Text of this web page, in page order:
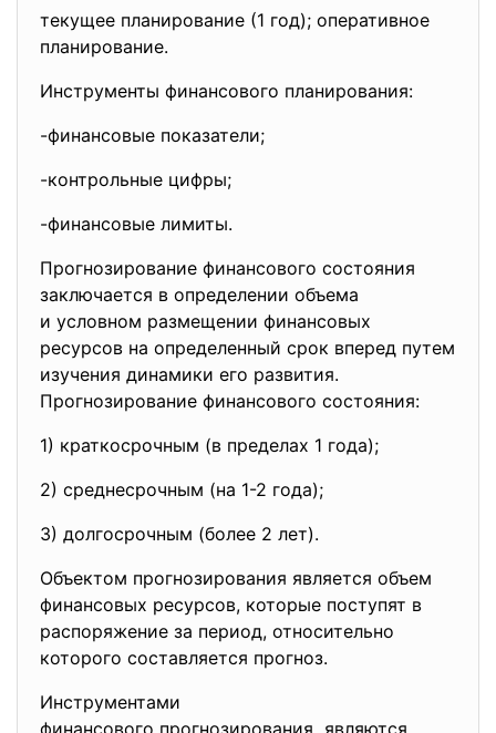
текущее планирование (1 год); оперативное
планирование.
Инструменты финансового планирования:
-финансовые показатели;
-контрольные цифры;
-финансовые лимиты.
Прогнозирование финансового состояния
заключается в определении объема
и условном размещении финансовых
ресурсов на определенный срок вперед путем
изучения динамики его развития.
Прогнозирование финансового состояния:
1) краткосрочным (в пределах 1 года);
2) среднесрочным (на 1-2 года);
3) долгосрочным (более 2 лет).
Объектом прогнозирования является объем
финансовых ресурсов, которые поступят в
распоряжение за период, относительно
которого составляется прогноз.
Инструментами
финансового прогнозирования являются